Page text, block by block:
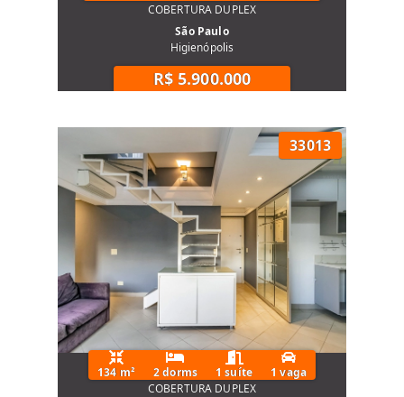
COBERTURA DUPLEX
São Paulo
Higienópolis
R$ 5.900.000
33013
134 m² 2 dorms 1 suíte
1 vaga
COBERTURA DUPLEX